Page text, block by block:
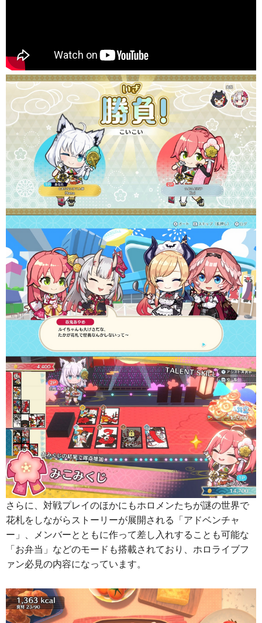
さらに、対戦プレイのほかにもホロメンたちが謎の世界で
花札をしながらストーリーが展開される「アドベンチャ
ー」、メンバーとともに作って差し入れすることも可能な
「お弁当」などのモードも搭載されており、ホロライブフ
ァン必見の内容になっています。